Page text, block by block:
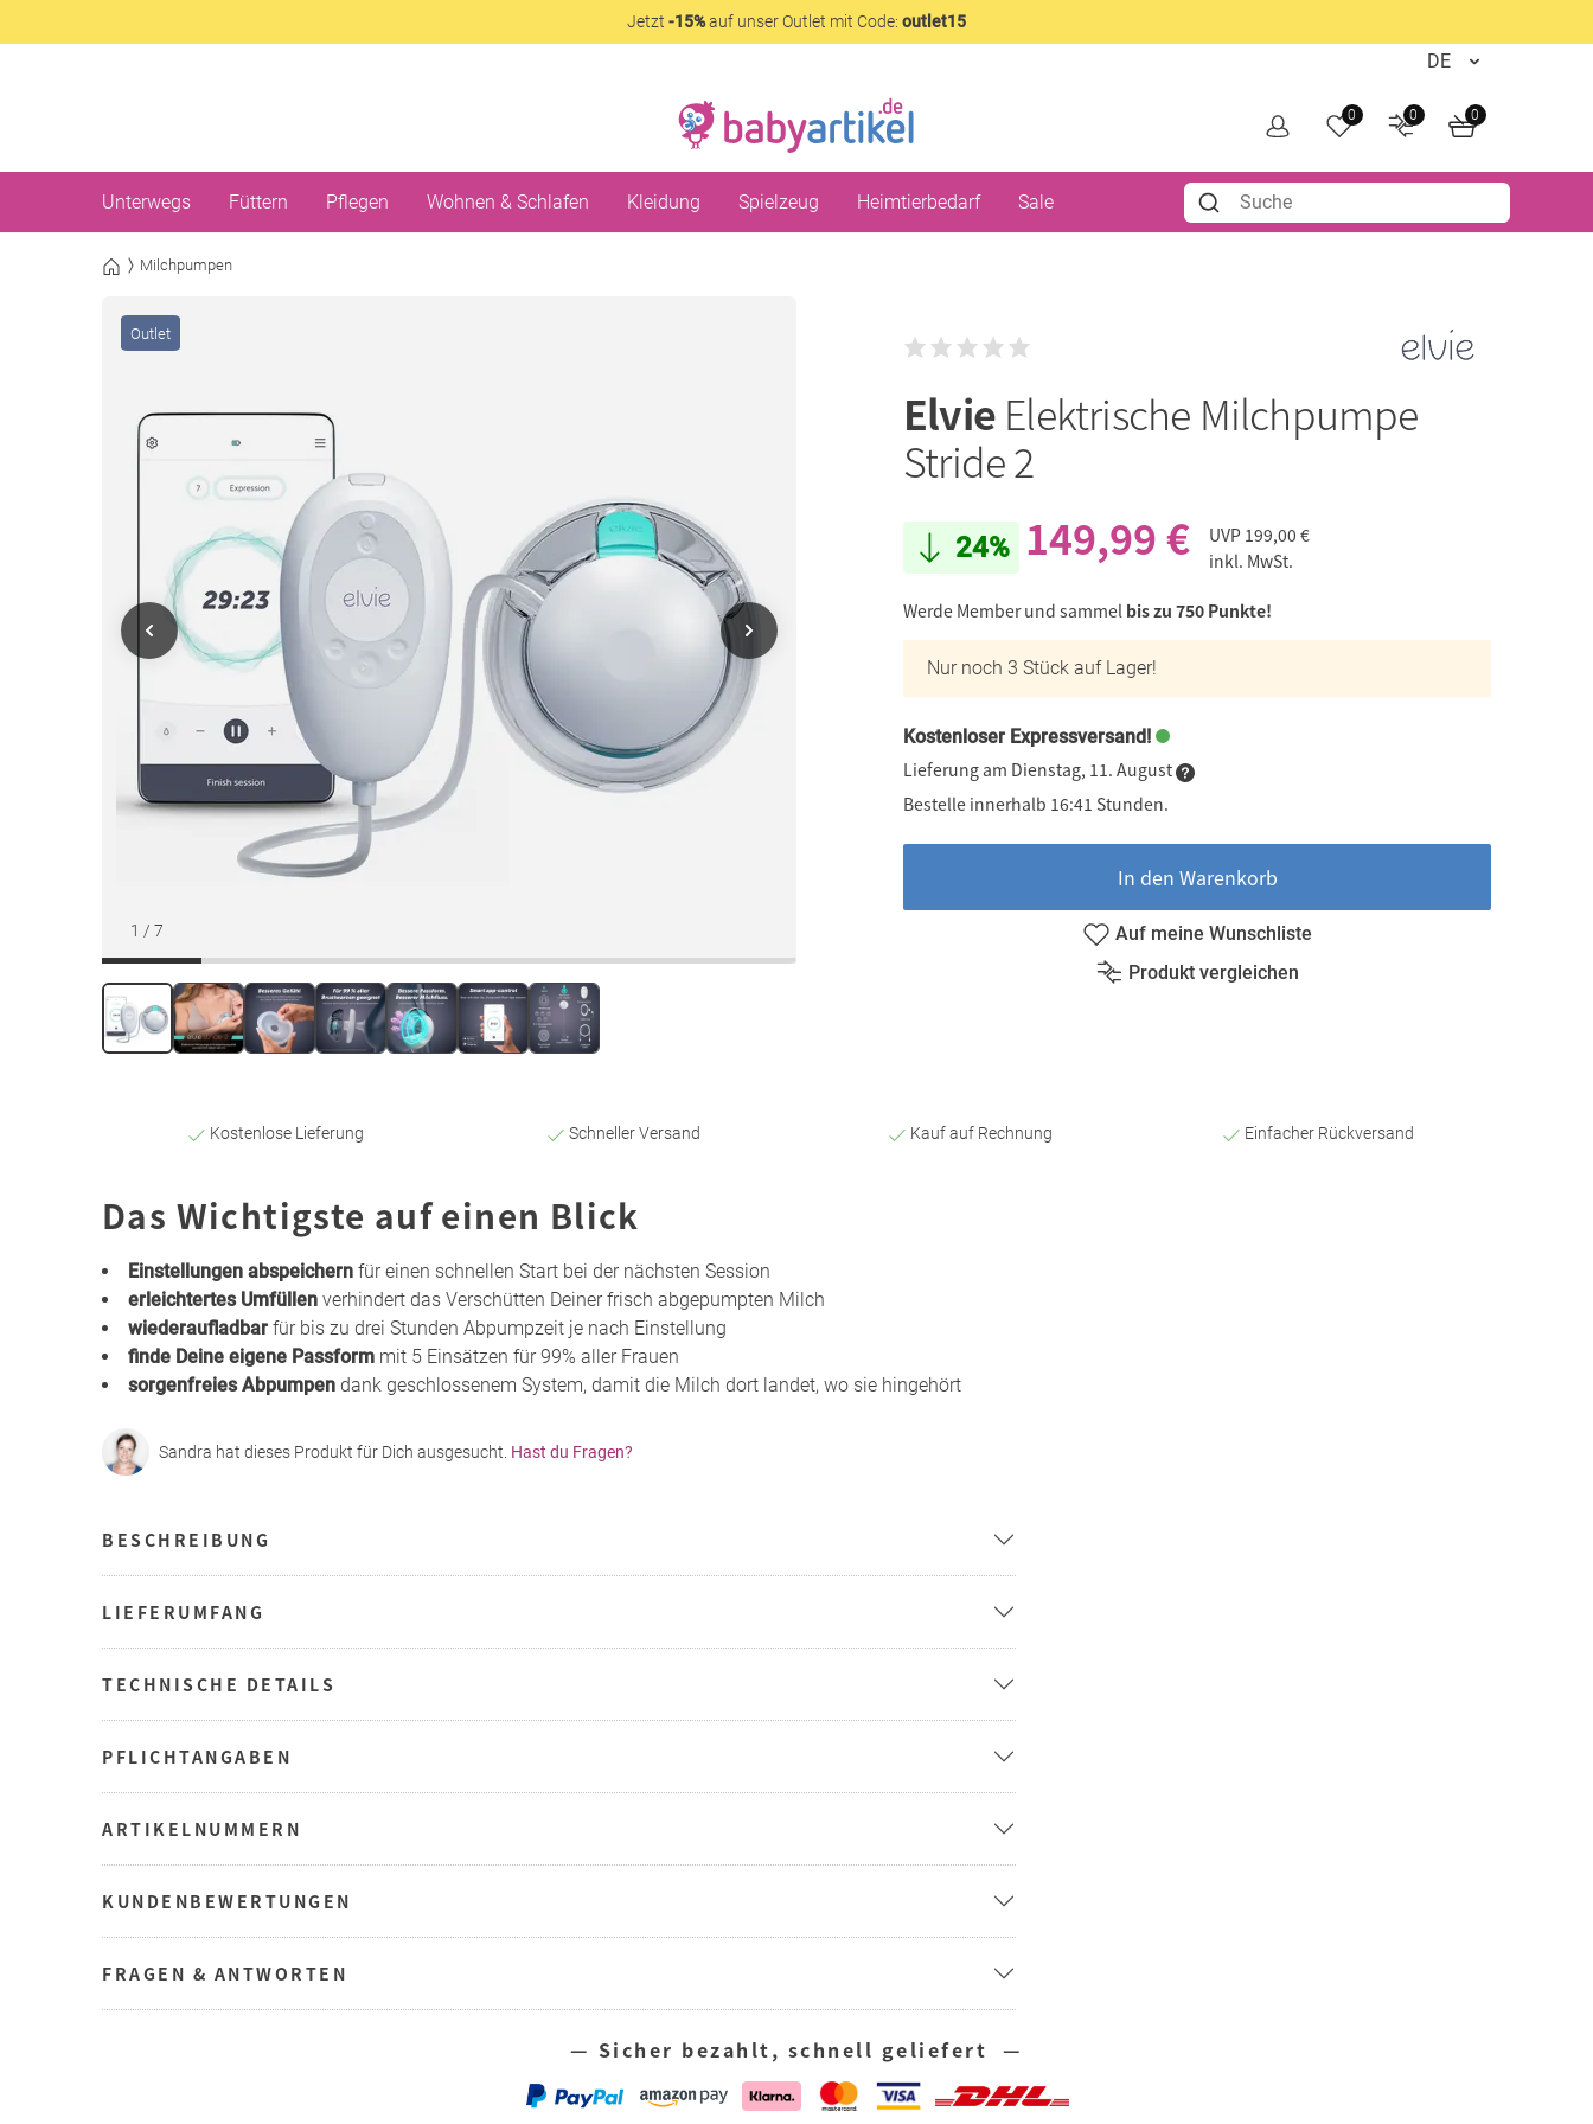
Jetzt -15%auf unser Outlet mit Code: outlet15
0 0 0
Unterwegs Füttern Pflegen Wohnen & Schlafen Kleidung Spielzeug Heimtierbedarf Sale
Milchpumpen
1 / 7
Outlet
Elvie Elektrische Milchpumpe
Stride 2
24% 149,99 € UVP 199,00 €
inkl. MwSt.
Werde Member und sammel bis zu 750 Punkte!
Nur noch 3 Stück auf Lager!
Kostenloser Expressversand!
Lieferung am Dienstag, 11. August
Bestelle innerhalb 16:41 Stunden.
In den Warenkorb
Auf meine Wunschliste
Produkt vergleichen
Kostenlose Lieferung Schneller Versand Kauf auf Rechnung Einfacher Rückversand
Das Wichtigste auf einen Blick
Einstellungen abspeichern für einen schnellen Start bei der nächsten Session
erleichtertes Umfüllen verhindert das Verschütten Deiner frisch abgepumpten Milch
wiederaufladbar für bis zu drei Stunden Abpumpzeit je nach Einstellung
finde Deine eigene Passform mit 5 Einsätzen für 99% aller Frauen
sorgenfreies Abpumpen dank geschlossenem System, damit die Milch dort landet, wo sie hingehört
Sandra hat dieses Produkt für Dich ausgesucht. Hast du Fragen?
BESCHREIBUNG
LIEFERUMFANG
TECHNISCHE DETAILS
PFLICHTANGABEN
ARTIKELNUMMERN
KUNDENBEWERTUNGEN
FRAGEN & ANTWORTEN
— Sicher bezahlt, schnell geliefert —